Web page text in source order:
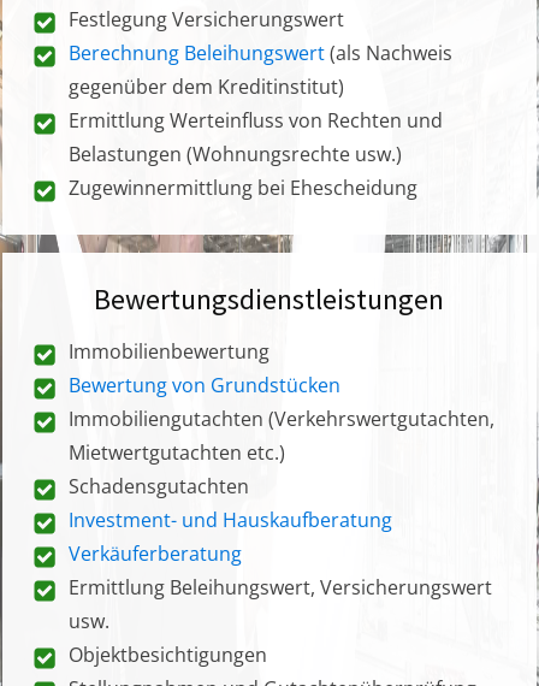
Festlegung Versicherungswert
Berechnung Beleihungswert(als Nachweis
gegenüber dem Kreditinstitut)
Ermittlung Werteinfluss von Rechten und
Belastungen (Wohnungsrechte usw.)
Zugewinnermittlung bei Ehescheidung
Bewertungsdienstleistungen
Immobilienbewertung
Bewertung von Grundstücken
Immobiliengutachten (Verkehrswertgutachten,
Mietwertgutachten etc.)
Schadensgutachten
Investment- und Hauskaufberatung
Verkäuferberatung
Ermittlung Beleihungswert, Versicherungswert
usw.
Objektbesichtigungen